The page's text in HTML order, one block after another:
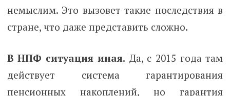
немыслим. Это вызовет такие последствия в
стране, что даже представить сложно.
В НПФ ситуация иная. Да, с 2015 года там
действует система гарантирования
пенсионных накоплений, но гарантия